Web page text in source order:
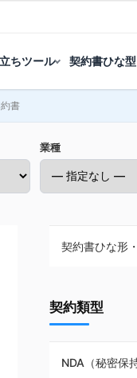
ちツール 契約書ひな
書
業種
契約書ひな形
NDA（秘密保
業務委託契約
契約類型
NDA（秘密保